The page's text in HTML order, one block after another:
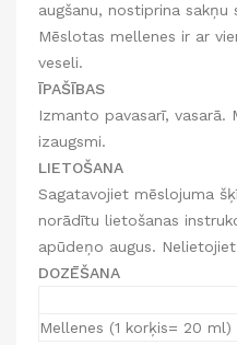
augšanu, nostiprina sakņu
Mēslotas mellenes ir ar
veseli.
ĪPAŠĪBAS
Izmanto pavasarī, vasarā.
izaugsmi.
LIETOŠANA
Sagatavojiet mēslojuma
norādītu lietošanas
apūdeņo augus.
DOZĒŠANA
Mellenes (1 korķis= 20 ml)